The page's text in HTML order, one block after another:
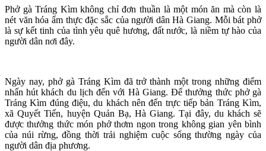
Phở gà Tráng Kìm không chỉ đơn thuần là một món ăn mà còn là
nét văn hóa ẩm thực đặc sắc của người dân Hà Giang. Mỗi bát phở
là sự kết tinh của tình yêu quê hương, đất nước, là niềm tự hào của
người dân nơi đây.
Ngày nay, phở gà Tráng Kìm đã trở thành một trong những điểm
nhấn hút khách du lịch đến với Hà Giang. Để thưởng thức phở gà
Tráng Kìm đúng điệu, du khách nên đến trực tiếp bản Tráng Kìm,
xã Quyết Tiến, huyện Quản Bạ, Hà Giang. Tại đây, du khách sẽ
được thưởng thức món phở thơm ngon trong không gian yên bình
của núi rừng, đồng thời trải nghiệm cuộc sống thường ngày của
người dân địa phương.